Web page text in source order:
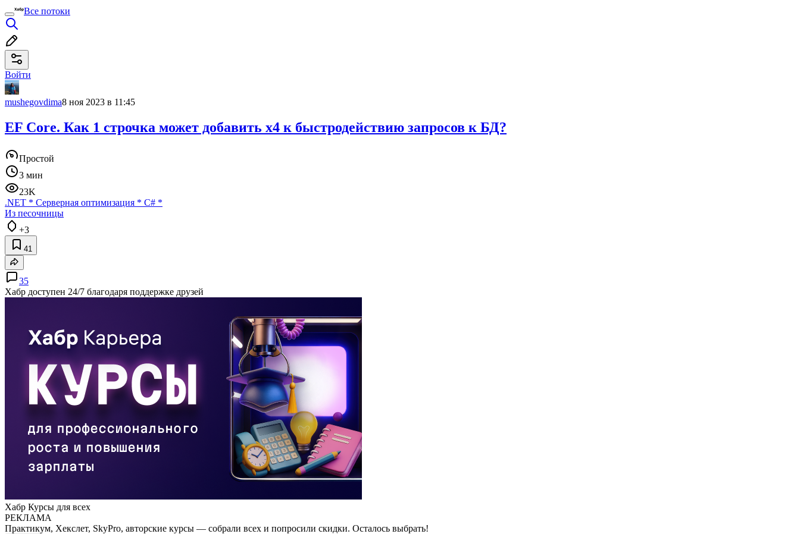
Все потоки
Войти
mushegovdima8 ноя 2023 в 11:45
EF Core. Как 1 строчка может добавить x4 к быстродействию запросов к БД?
Простой
3 мин
23K
.NET * Серверная оптимизация * C# *
Из песочницы
+3
41
35
Хабр доступен 24/7 благодаря поддержке друзей
Хабр Курсы для всех
РЕКЛАМА
Практикум, Хекслет, SkyPro, авторские курсы — собрали всех и попросили скидки. Осталось выбрать!